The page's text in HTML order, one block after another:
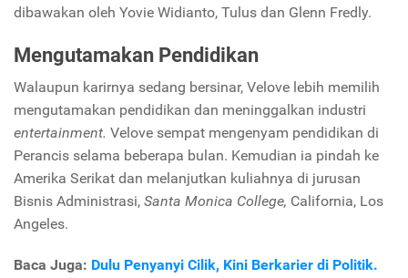
dibawakan oleh Yovie Widianto, Tulus dan Glenn Fredly.
Mengutamakan Pendidikan
Walaupun karirnya sedang bersinar, Velove lebih memilih
mengutamakan pendidikan dan meninggalkan industri
entertainment. Velove sempat mengenyam pendidikan di
Perancis selama beberapa bulan. Kemudian ia pindah ke
Amerika Serikat dan melanjutkan kuliahnya di jurusan
Bisnis Administrasi, Santa Monica College, California, Los
Angeles.
Baca Juga: Dulu Penyanyi Cilik, Kini Berkarier di Politik.